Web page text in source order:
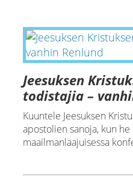
Jeesuksen
todistajia –
Kuuntele Jeesuksen
apostolien sanoja, kun
maailmanlaajuisessa